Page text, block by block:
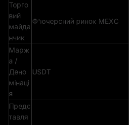
Торго
вий
майда
нчик
Ф'ючерсний ринок MEXC
Марж
а /
Дено
мінаці
я
USDT
Предс
тавля